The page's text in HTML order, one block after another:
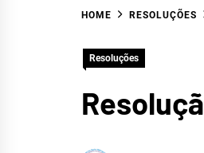
HOME RESOLUÇÕES
Resoluções